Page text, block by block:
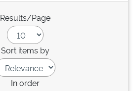
Results/Page
Sort items by
In order